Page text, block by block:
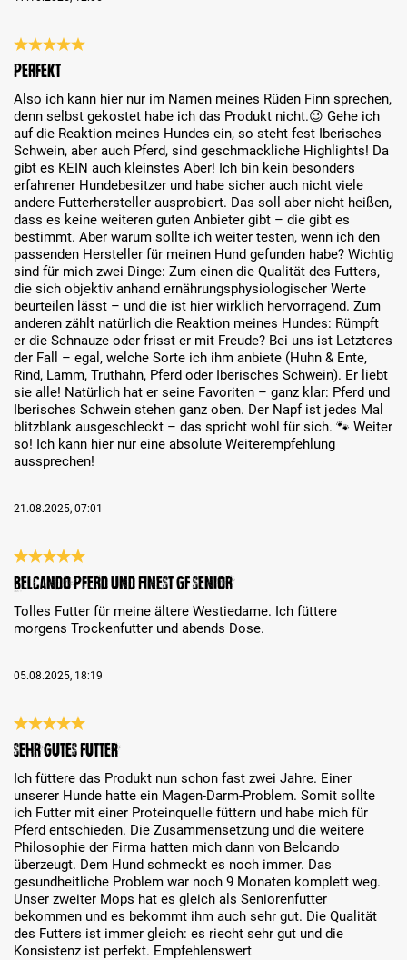
Análise com classificação de 5 de 5 estrelas
Perfekt
Also ich kann hier nur im Namen meines Rüden Finn sprechen,
denn selbst gekostet habe ich das Produkt nicht.😉 Gehe ich
auf die Reaktion meines Hundes ein, so steht fest Iberisches
Schwein, aber auch Pferd, sind geschmackliche Highlights! Da
gibt es KEIN auch kleinstes Aber! Ich bin kein besonders
erfahrener Hundebesitzer und habe sicher auch nicht viele
andere Futterhersteller ausprobiert. Das soll aber nicht heißen,
dass es keine weiteren guten Anbieter gibt – die gibt es
bestimmt. Aber warum sollte ich weiter testen, wenn ich den
passenden Hersteller für meinen Hund gefunden habe? Wichtig
sind für mich zwei Dinge: Zum einen die Qualität des Futters,
die sich objektiv anhand ernährungsphysiologischer Werte
beurteilen lässt – und die ist hier wirklich hervorragend. Zum
anderen zählt natürlich die Reaktion meines Hundes: Rümpft
er die Schnauze oder frisst er mit Freude? Bei uns ist Letzteres
der Fall – egal, welche Sorte ich ihm anbiete (Huhn & Ente,
Rind, Lamm, Truthahn, Pferd oder Iberisches Schwein). Er liebt
sie alle! Natürlich hat er seine Favoriten – ganz klar: Pferd und
Iberisches Schwein stehen ganz oben. Der Napf ist jedes Mal
blitzblank ausgeschleckt – das spricht wohl für sich. 🐾 Weiter
so! Ich kann hier nur eine absolute Weiterempfehlung
aussprechen!
21.08.2025, 07:01
Análise com classificação de 5 de 5 estrelas
Belcando Pferd und Finest GF Senior
Tolles Futter für meine ältere Westiedame. Ich füttere
morgens Trockenfutter und abends Dose.
05.08.2025, 18:19
Análise com classificação de 5 de 5 estrelas
Sehr gutes Futter
Ich füttere das Produkt nun schon fast zwei Jahre. Einer
unserer Hunde hatte ein Magen-Darm-Problem. Somit sollte
ich Futter mit einer Proteinquelle füttern und habe mich für
Pferd entschieden. Die Zusammensetzung und die weitere
Philosophie der Firma hatten mich dann von Belcando
überzeugt. Dem Hund schmeckt es noch immer. Das
gesundheitliche Problem war noch 9 Monaten komplett weg.
Unser zweiter Mops hat es gleich als Seniorenfutter
bekommen und es bekommt ihm auch sehr gut. Die Qualität
des Futters ist immer gleich: es riecht sehr gut und die
Konsistenz ist perfekt. Empfehlenswert